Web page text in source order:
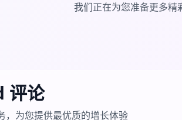
我们正在为您准备更多精
评论
为您提供最优质的增长体验